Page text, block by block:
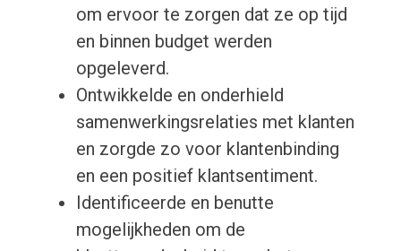
om ervoor te zorgen dat ze op tijd
en binnen budget werden
opgeleverd.
Ontwikkelde en onderhield
samenwerkingsrelaties met klanten
en zorgde zo voor klantenbinding
en een positief klantsentiment.
Identificeerde en benutte
mogelijkheden om de